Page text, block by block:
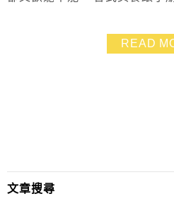
藏在冬山稻田邊，雖是平日限
有機會一定要來體驗一下這
READ
文章搜尋